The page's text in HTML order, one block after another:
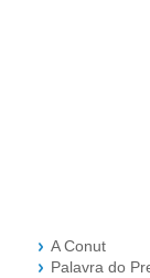
A Conut
Palavra do